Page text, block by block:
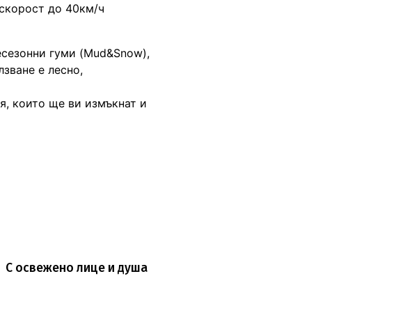
до 40км/ч
гуми (Mud&Snow),
е лесно,
които ще ви измъкнат и
С освежено лице и душа